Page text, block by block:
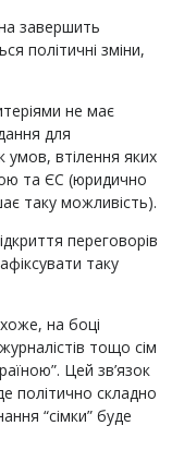
завершить
політичні зміни,
не має
для
втілення яких
та ЄС (юридично
таку можливість).
переговорів
таку
на боці
тощо сім
Цей зв’язок
політично складно
“сімки” буде